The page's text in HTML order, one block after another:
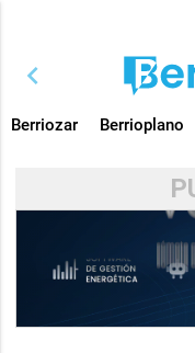
chevron_left
Berriozar Berrioplano